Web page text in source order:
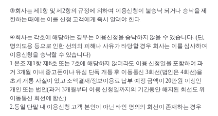
③회사는 제 1항 및 제 2항의 규정에 의하여 이용신청이 불승낙 되거나 승낙을 제
한하는 때에는 이를 신청 고객에게 즉시 알려야 한다.
④회사는 각호에 해당하는 경우는 이용신청을 승낙하지 않을 수 있습니다. (단
명의도용 등으로 인한 선의의 피해나 사유가 타당할 경우 회사는 이를 심사하여
이용신청을 승낙할 수 있습니다)
1.본조 제 1항 제 6호 또는 7호에 해당하지 않더라도 이용 신청일을 포함하여 과
거 3개월 이내 중고폰이나 유심 단독 개통 후 이동통신 3회선(법인은 4회선)을
초과 개통 사실이 있고 소액결재/정보이용료 납부 예정 금액이 20만원 이상인
개인 또는 법인(과거 3개월부터 이용 신청일까지의 기간동안 해지된 회선도 위
이동통신 회선에 합산)
2.동일 단말 내 이용신청 고객 본인이 아닌 타인 명의의 회선이 존재하는 경우